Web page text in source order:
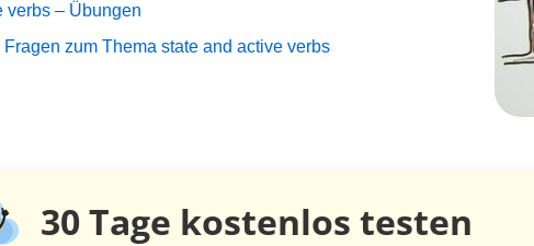
verbs – Übungen
zum Thema state and active verbs
30 Tage kostenlos testen